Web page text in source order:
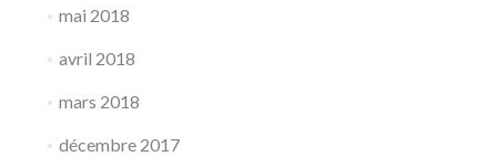
mai 2018
avril 2018
mars 2018
décembre 2017